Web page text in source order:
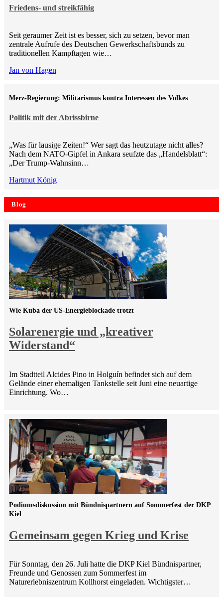
Friedens- und streikfähig
Seit geraumer Zeit ist es besser, sich zu setzen, bevor man
zentrale Aufrufe des Deutschen Gewerkschaftsbunds zu
traditionellen Kampftagen wie…
Jan von Hagen
Politik mit der Abrissbirne
Merz-Regierung: Militarismus kontra Inte­ressen des Volkes
„Was für lausige Zeiten!“ Wer sagt das heutzutage nicht alles?
Nach dem NATO-Gipfel in Ankara seufzte das „Handelsblatt“:
„Der Trump-Wahnsinn…
Hartmut König
Blog
Solarenergie und „kreativer
Widerstand“
Wie Kuba der US-Energieblockade trotzt
Im Stadtteil Alcides Pino in Holguín befindet sich auf dem
Gelände einer ehemaligen Tankstelle seit Juni eine neuartige
Einrichtung. Wo…
Gemeinsam gegen Krieg und Krise
Podiumsdiskussion mit Bündnispartnern auf Sommerfest der DKP
Kiel
Für Sonntag, den 26. Juli hatte die DKP Kiel Bündnispartner,
Freunde und Genossen zum Sommerfest im
Naturerlebniszentrum Kollhorst eingeladen. Wichtigster…